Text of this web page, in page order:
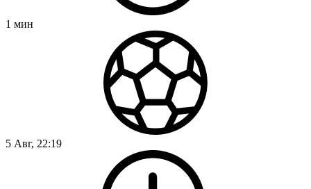
1 мин
5 Авг, 22:19